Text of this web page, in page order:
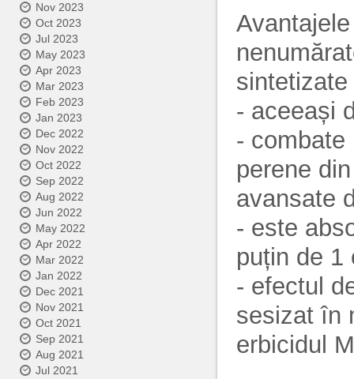
Nov 2023
Oct 2023
Jul 2023
May 2023
Apr 2023
Mar 2023
Feb 2023
Jan 2023
Dec 2022
Nov 2022
Oct 2022
Sep 2022
Aug 2022
Jun 2022
May 2022
Apr 2022
Mar 2022
Jan 2022
Dec 2021
Nov 2021
Oct 2021
Sep 2021
Aug 2021
Jul 2021
- aceeași
- combate
perene
avansate
- este
puțin de 1
- efectul
sesizat în
erbicidul